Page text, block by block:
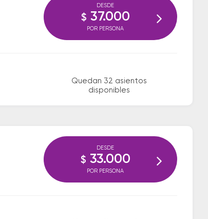
Quedan 32 asientos
disponibles
DESDE
$ 37.000
POR PERSONA
DESDE
$ 33.000
POR PERSONA